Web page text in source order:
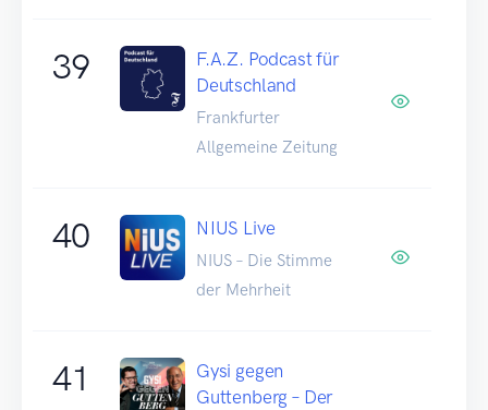
39
F.A.Z. Podcast für
Deutschland
Frankfurter
Allgemeine Zeitung
40 NIUS Live
NIUS – Die Stimme
der Mehrheit
41
Gysi gegen
Guttenberg – Der